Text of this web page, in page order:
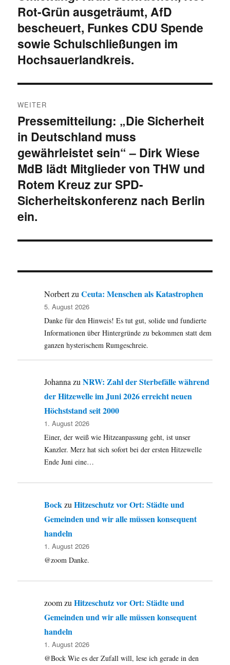
Beitrag:
Rot-Grün ausgeträumt, AfD
bescheuert, Funkes CDU Spende
sowie Schulschließungen im
Hochsauerlandkreis.
WEITER
Nächster
Beitrag:
Pressemitteilung: „Die Sicherheit
in Deutschland muss
gewährleistet sein“ – Dirk Wiese
MdB lädt Mitglieder von THW und
Rotem Kreuz zur SPD-
Sicherheitskonferenz nach Berlin
ein.
NorbertzuCeuta: Menschen als Katastrophen
5. August 2026
Danke für den Hinweis! Es tut gut, solide und fundierte
Informationen über Hintergründe zu bekommen statt dem
ganzen hysterischem Rumgeschreie.
Johanna zuNRW: Zahl der Sterbefälle während
der Hitzewelle im Juni 2026 erreicht neuen
Höchststand seit 2000
1. August 2026
Einer, der weiß wie Hitzeanpassung geht, ist unser
Kanzler. Merz hat sich sofort bei der ersten Hitzewelle
Ende Juni eine…
BockzuHitzeschutz vor Ort: Städte und
Gemeinden und wir alle müssen konsequent
handeln
1. August 2026
@zoom Danke.
zoomzuHitzeschutz vor Ort: Städte und
Gemeinden und wir alle müssen konsequent
handeln
1. August 2026
@Bock Wie es der Zufall will, lese ich gerade in den